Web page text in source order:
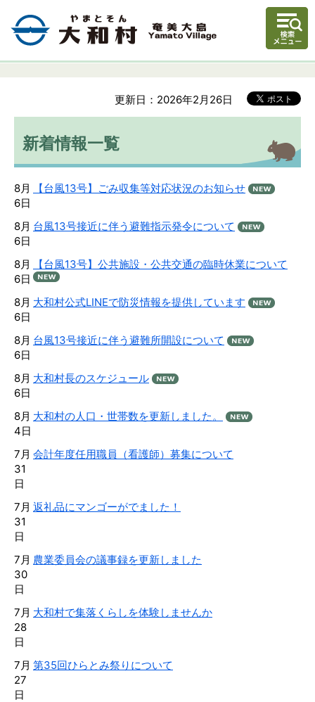
更新日：2026年2月26日
新着情報一覧
8月
6日
【台風13号】ごみ収集等対応状況のお知らせ
8月
6日
台風13号接近に伴う避難指示発令について
8月
6日
【台風13号】公共施設・公共交通の臨時休業について
8月
6日
大和村公式LINEで防災情報を提供しています
8月
6日
台風13号接近に伴う避難所開設について
8月
6日
大和村長のスケジュール
8月
4日
大和村の人口・世帯数を更新しました。
7月
31
日
会計年度任用職員（看護師）募集について
7月
31
日
返礼品にマンゴーがでました！
7月
30
日
農業委員会の議事録を更新しました
7月
28
日
大和村で集落くらしを体験しませんか
7月
27
日
第35回ひらとみ祭りについて